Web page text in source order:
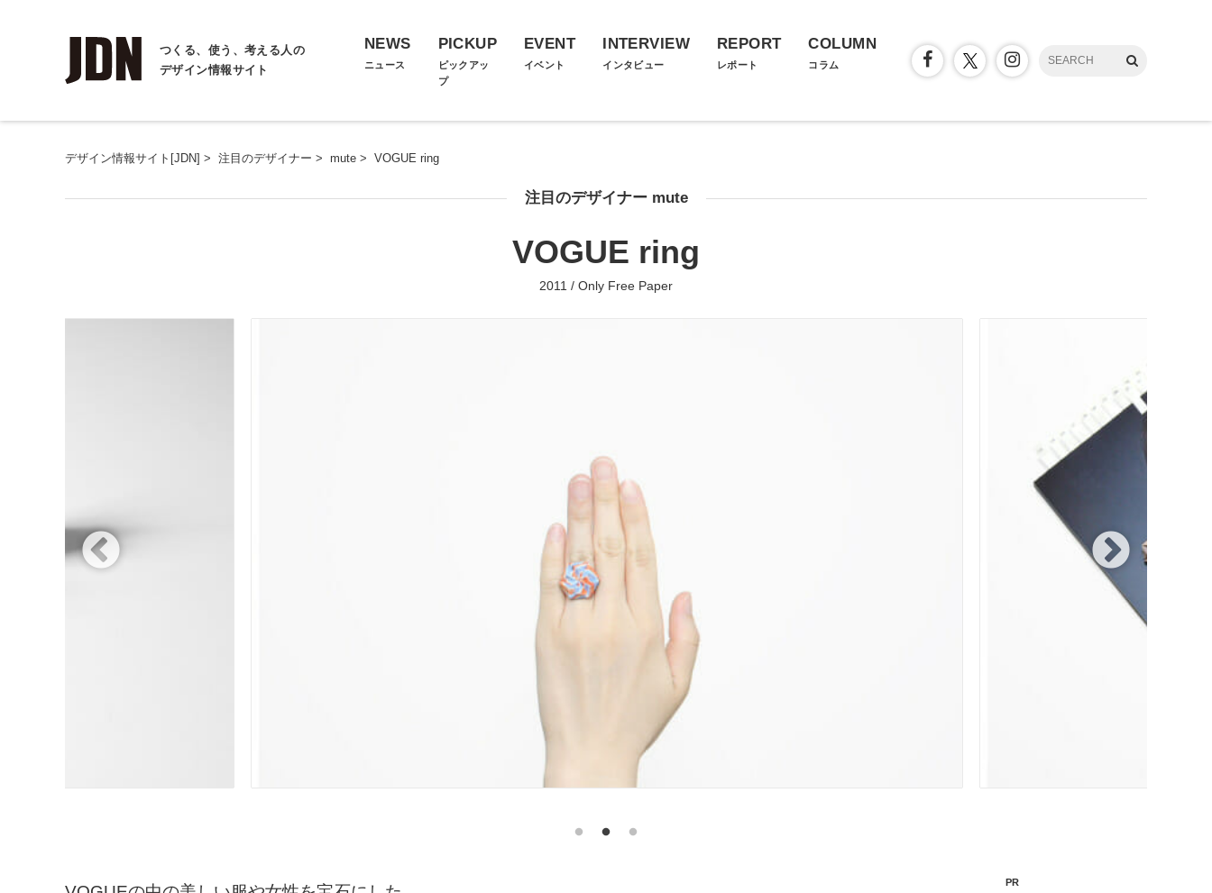
つくる、使う、考える人の
デザイン情報サイト
NEWS
ニュース
PICKUP
ピックアッ
プ
EVENT
イベント
INTERVIEW
インタビュー
REPORT
レポート
COLUMN
コラム
デザイン情報サイト[JDN] > 注目のデザイナー > mute > VOGUE ring
注目のデザイナー mute
VOGUE ring
2011 / Only Free Paper
PR